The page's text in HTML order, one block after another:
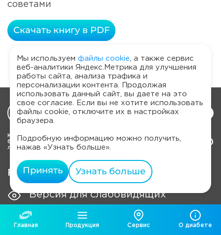
советами
Скачать книгу в PDF
Написать нам
Круглосуточная
бесплатная горячая
линия по России
8 800 250 17 50
RU Изменить язык
Версия для слабовидящих
Мы используем файлы cookie , а также сервис
веб-аналитики Яндекс.Метрика для улучшения
работы сайта, анализа трафика и
персонализации контента. Продолжая
использовать данный сайт, вы даете на это
свое согласие. Если вы не хотите использовать
файлы cookie, отключите их в настройках
браузера.
Подробную информацию можно получить,
нажав «Узнать больше».
Принять Узнать больше
Главная Продукция Сервис О диабете